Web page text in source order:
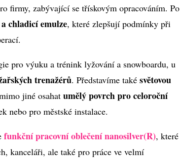
firmy, zabývající se třískovým opracováním. Po
chladicí emulze, které zlepšují podmínky při
pro výuku a trénink lyžování a snowboardu, u
trenažérů. Představíme také světovou
jiné osahat umělý povrch pro celoroční
nebo pro městské instalace.
funkční pracovní oblečení nanosilver(R), které
kanceláři, ale také pro práce ve velmí